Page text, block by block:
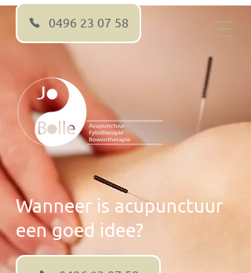
0496 23 07 58
Wanneer is acupunctuur
een goed idee?